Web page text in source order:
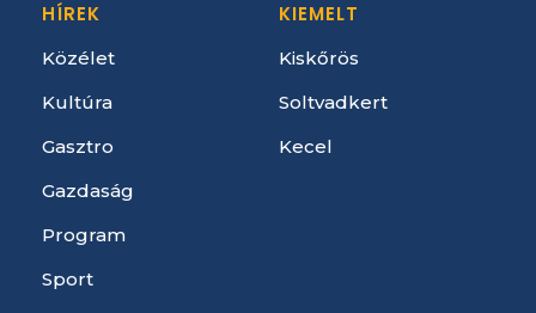
HÍREK
Közélet
Kultúra
Gasztro
Gazdaság
Program
Sport
KIEMELT
Kiskőrös
Soltvadkert
Kecel